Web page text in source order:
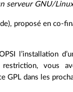
serveur GNU/
proposé en
l’installation
restriction, vous
GPL dans les